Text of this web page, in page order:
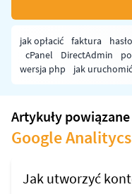
jak opłacić faktura hasło
cPanel
DirectAdmin
wersja php
jak
Artykuły
Google Analitycs
Jak utworzyć